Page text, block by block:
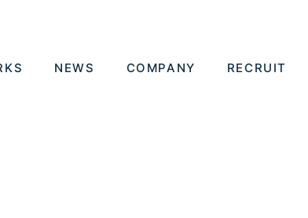
NEWS COMPANY RECRUIT